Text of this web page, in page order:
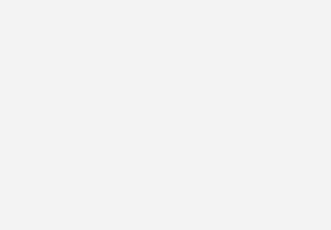
Verdichtern lassen sich diese
und es ergibt sich auch eine Steigerung des
mit Standard-Klima-Verdichtern. Um diese
wurden zwei Wärmepumpen- Scroll-
auf der Kälte-Scroll-Baureihe